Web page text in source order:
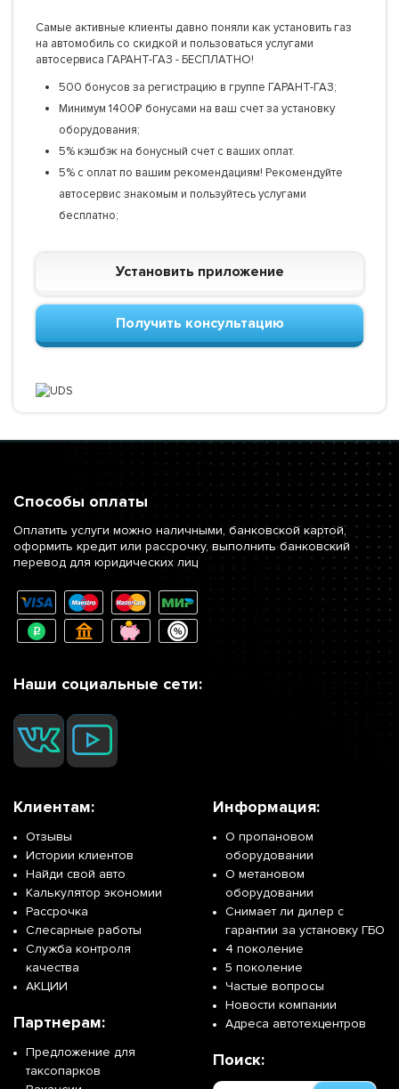
Самые активные клиенты давно поняли как установить газ
на автомобиль со скидкой и пользоваться услугами
автосервиса ГАРАНТ-ГАЗ - БЕСПЛАТНО!
500 бонусов за регистрацию в группе ГАРАНТ-ГАЗ;
Минимум 1400₽ бонусами на ваш счет за установку
оборудования;
5% кэшбэк на бонусный счет с ваших оплат.
5% с оплат по вашим рекомендациям! Рекомендуйте
автосервис знакомым и пользуйтесь услугами
бесплатно;
Установить приложение
Получить консультацию
Способы оплаты
Оплатить услуги можно наличными, банковской картой,
оформить кредит или рассрочку, выполнить банковский
перевод для юридических лиц
Наши социальные сети:
Клиентам:
Отзывы
Истории клиентов
Найди свой авто
Калькулятор экономии
Рассрочка
Слесарные работы
Служба контроля
качества
АКЦИИ
Партнерам:
Предложение для
таксопарков
Информация:
О пропановом
оборудовании
О метановом
оборудовании
Снимает ли дилер с
гарантии за установку ГБО
4 поколение
5 поколение
Частые вопросы
Новости компании
Адреса автотехцентров
Поиск: